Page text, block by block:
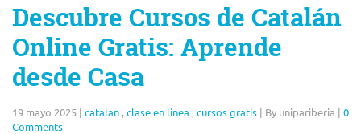
Descubre Cursos de Catalán
Online Gratis: Aprende
desde Casa
19 mayo 2025 | catalan ,clase en linea ,cursos gratis | By unipariberia | 0
Comments